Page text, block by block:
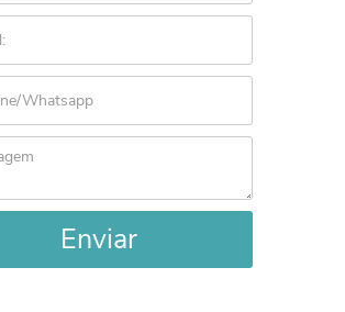
Enviar